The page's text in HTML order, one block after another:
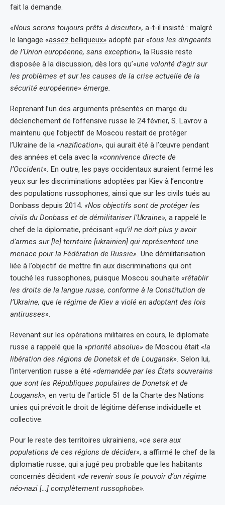
fait la demande.
«Nous serons toujours prêts à discuter», a-t-il insisté : malgré
le langage «assez belliqueux» adopté par «tous les dirigeants
de l’Union européenne, sans exception», la Russie reste
disposée à la discussion, dès lors qu’«une volonté d’agir sur
les problèmes et sur les causes de la crise actuelle de la
sécurité européenne» émerge.
Reprenant l’un des arguments présentés en marge du
déclenchement de l’offensive russe le 24 février, S. Lavrov a
maintenu que l’objectif de Moscou restait de protéger
l’Ukraine de la «nazification», qui aurait été à l’œuvre pendant
des années et cela avec la «connivence directe de
l’Occident». En outre, les pays occidentaux auraient fermé les
yeux sur les discriminations adoptées par Kiev à l’encontre
des populations russophones, ainsi que sur les civils tués au
Donbass depuis 2014. «Nos objectifs sont de protéger les
civils du Donbass et de démilitariser l’Ukraine», a rappelé le
chef de la diplomatie, précisant «qu’il ne doit plus y avoir
d’armes sur [le] territoire [ukrainien] qui représentent une
menace pour la Fédération de Russie». Une démilitarisation
liée à l’objectif de mettre fin aux discriminations qui ont
touché les russophones, puisque Moscou souhaite «rétablir
les droits de la langue russe, conforme à la Constitution de
l’Ukraine, que le régime de Kiev a violé en adoptant des lois
antirusses».
Revenant sur les opérations militaires en cours, le diplomate
russe a rappelé que la «priorité absolue» de Moscou était «la
libération des régions de Donetsk et de Lougansk». Selon lui,
l’intervention russe a été «demandée par les États souverains
que sont les Républiques populaires de Donetsk et de
Lougansk», en vertu de l’article 51 de la Charte des Nations
unies qui prévoit le droit de légitime défense individuelle et
collective.
Pour le reste des territoires ukrainiens, «ce sera aux
populations de ces régions de décider», a affirmé le chef de la
diplomatie russe, qui a jugé peu probable que les habitants
concernés décident «de revenir sous le pouvoir d’un régime
néo-nazi […] complètement russophobe».